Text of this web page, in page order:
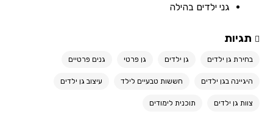
גני ילדים בהילה
תגיות
בחירת גן ילדים גן ילדים גן פרטי גנים פרטיים
היגיינה בגן ילדים חששות טבעיים לילד עיצוב גן ילדים
צוות גן ילדים תוכנית לימודים